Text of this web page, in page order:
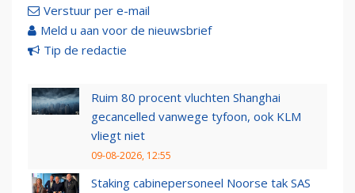
Verstuur per e-mail
Meld u aan voor de nieuwsbrief
Tip de redactie
Ruim 80 procent vluchten Shanghai
gecancelled vanwege tyfoon, ook KLM
vliegt niet
09-08-2026, 12:55
Staking cabinepersoneel Noorse tak SAS